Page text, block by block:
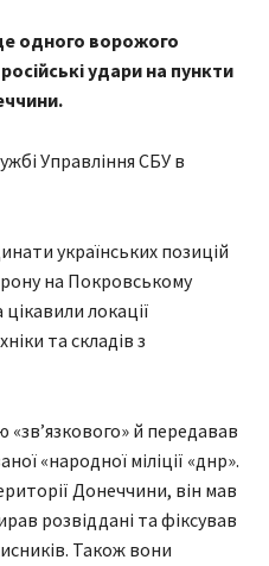
одного ворожого
удари на пункти
Управління СБУ в
українських позицій
на Покровському
локації
та складів з
й передавав
«народної міліції «днр».
Донеччини, він мав
розвіддані та фіксував
Також вони